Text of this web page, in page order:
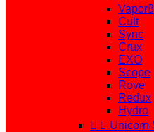
Vapor8
Cult
Sync
Crux
EXO
Scope
Rove
Redux
Hydro
  Unicorn